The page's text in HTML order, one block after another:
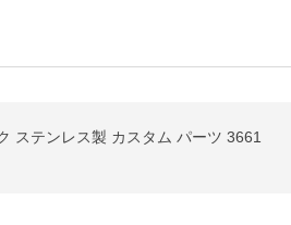
ステンレス製 カスタム パーツ 3661